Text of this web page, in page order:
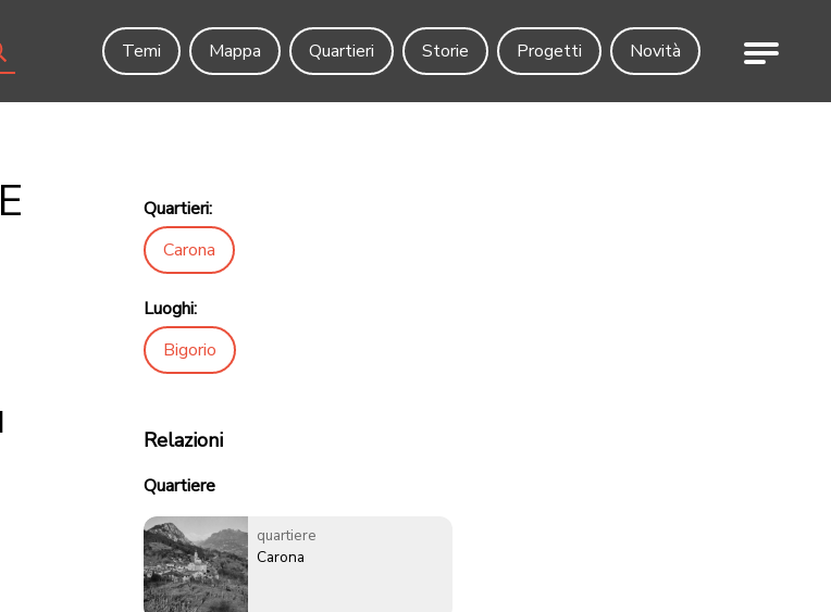
Temi
Mappa Quartieri Storie Progetti Novità Menu
Quartieri:
Carona
Luoghi:
Bigorio
Relazioni
Quartiere
quartiere
Carona